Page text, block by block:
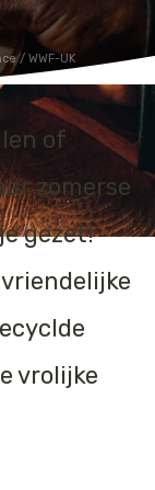
/ WWF-UK
of
zomerse
gezet!
vrolijke